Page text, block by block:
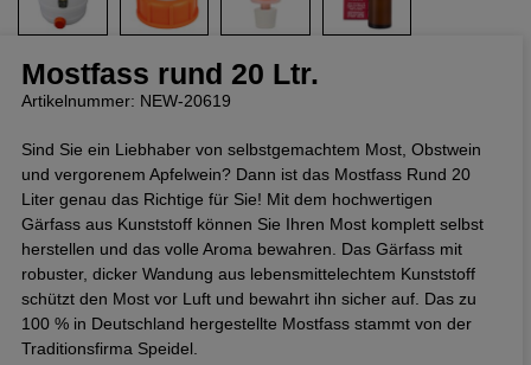
Mostfass rund 20 Ltr.
Artikelnummer: NEW-20619
Sind Sie ein Liebhaber von selbstgemachtem Most, Obstwein
und vergorenem Apfelwein? Dann ist das Mostfass Rund 20
Liter genau das Richtige für Sie! Mit dem hochwertigen
Gärfass aus Kunststoff können Sie Ihren Most komplett selbst
herstellen und das volle Aroma bewahren. Das Gärfass mit
robuster, dicker Wandung aus lebensmittelechtem Kunststoff
schützt den Most vor Luft und bewahrt ihn sicher auf. Das zu
100 % in Deutschland hergestellte Mostfass stammt von der
Traditionsfirma Speidel.